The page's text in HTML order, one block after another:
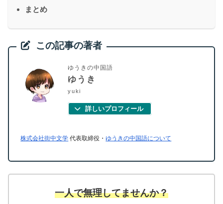
まとめ
この記事の著者
ゆうきの中国語
ゆうき
yuki
詳しいプロフィール
株式会社街中文学 代表取締役・ゆうきの中国語について
一人で無理してませんか？